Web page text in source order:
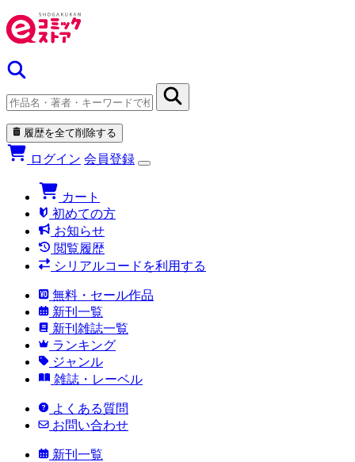
履歴を全て削除する
ログイン 会員登録
カート
初めての方
お知らせ
閲覧履歴
シリアルコードを利用する
無料・セール作品
新刊一覧
新刊雑誌一覧
ランキング
ジャンル
雑誌・レーベル
よくある質問
お問い合わせ
新刊一覧